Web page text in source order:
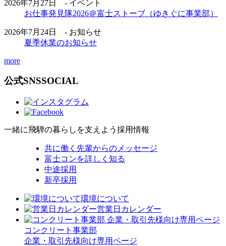
2026年7月27日 - イベント
お仕事発見隊2026＠富士ストーブ（ゆきぐに事業部）
2026年7月24日 - お知らせ
夏季休業のお知らせ
more
公式SNSSOCIAL
一緒に飛騨の暮らしを支えよう 採用情報
共に働く先輩からのメッセージ
富士コンを詳しく知る
中途採用
新卒採用
環境について
営業日カレンダー
コンクリート事業部
企業・取引先様向け専用ページ